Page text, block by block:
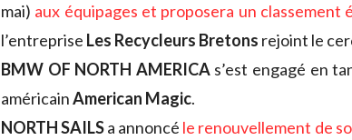
mai) aux équipages et proposera un classement
l’entreprise Les Recycleurs Bretons rejoint le
BMW OF NORTH AMERICAs’est engagé en
américainAmerican Magic.
NORTH SAILSa annoncé le renouvellement de